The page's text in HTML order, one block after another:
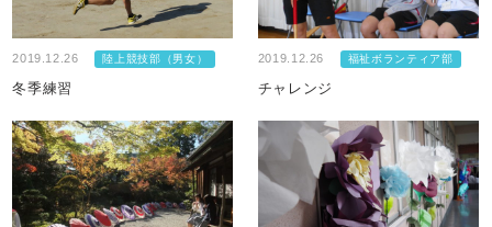
2019.12.26 陸上競技部（男女）
冬季練習
2019.12.26 福祉ボランティア部
チャレンジ